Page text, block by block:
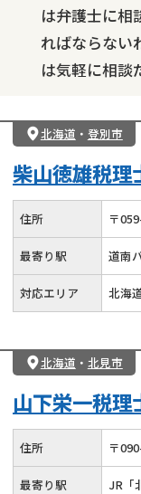
は弁護士に相
ればならない
は気軽に相談
北海道 ・ 登別市
柴山徳雄税理
住所 〒059
最寄り駅 道南
対応エリア 北海
北海道 ・ 北見市
山下栄一税理
住所 〒090
最寄り駅 JR「